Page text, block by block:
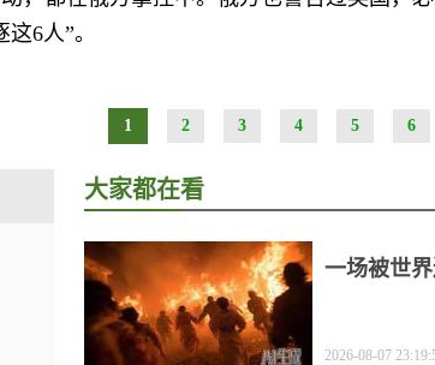
6人”。
1 2 3 4 5 6
大家都在看
一场被世
2026-08-07